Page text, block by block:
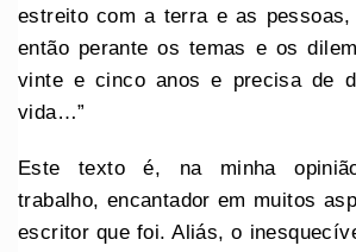
estreito com a terra e as
então perante os temas e os
vinte e cinco anos e precisa de
vida…”
Este texto é, na minha
trabalho, encantador em muitos
escritor que foi. Aliás, o